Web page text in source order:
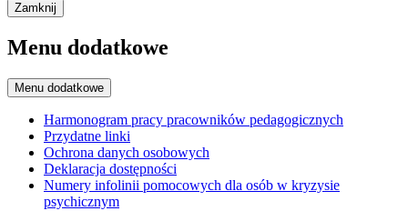
Zamknij
Menu dodatkowe
Menu dodatkowe
Harmonogram pracy pracowników pedagogicznych
Przydatne linki
Ochrona danych osobowych
Deklaracja dostępności
Numery infolinii pomocowych dla osób w kryzysie
psychicznym